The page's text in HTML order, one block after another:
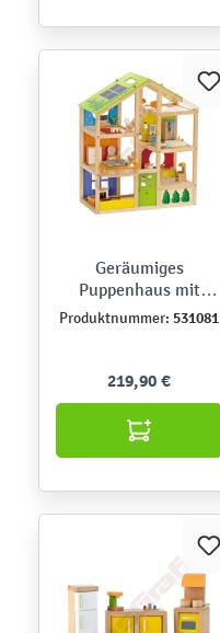
Geräumiges
Puppenhaus mit
Ausstattung
Produktnummer: 531081
219,90 €